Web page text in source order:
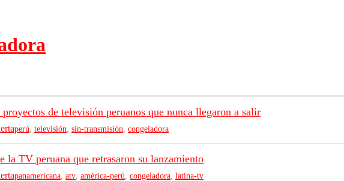
proyectos de televisión peruanos que nunca llegaron a salir
perú televisión sin-transmisión congeladora
la TV peruana que retrasaron su lanzamiento
panamericana atv américa-perú congeladora latina-tv